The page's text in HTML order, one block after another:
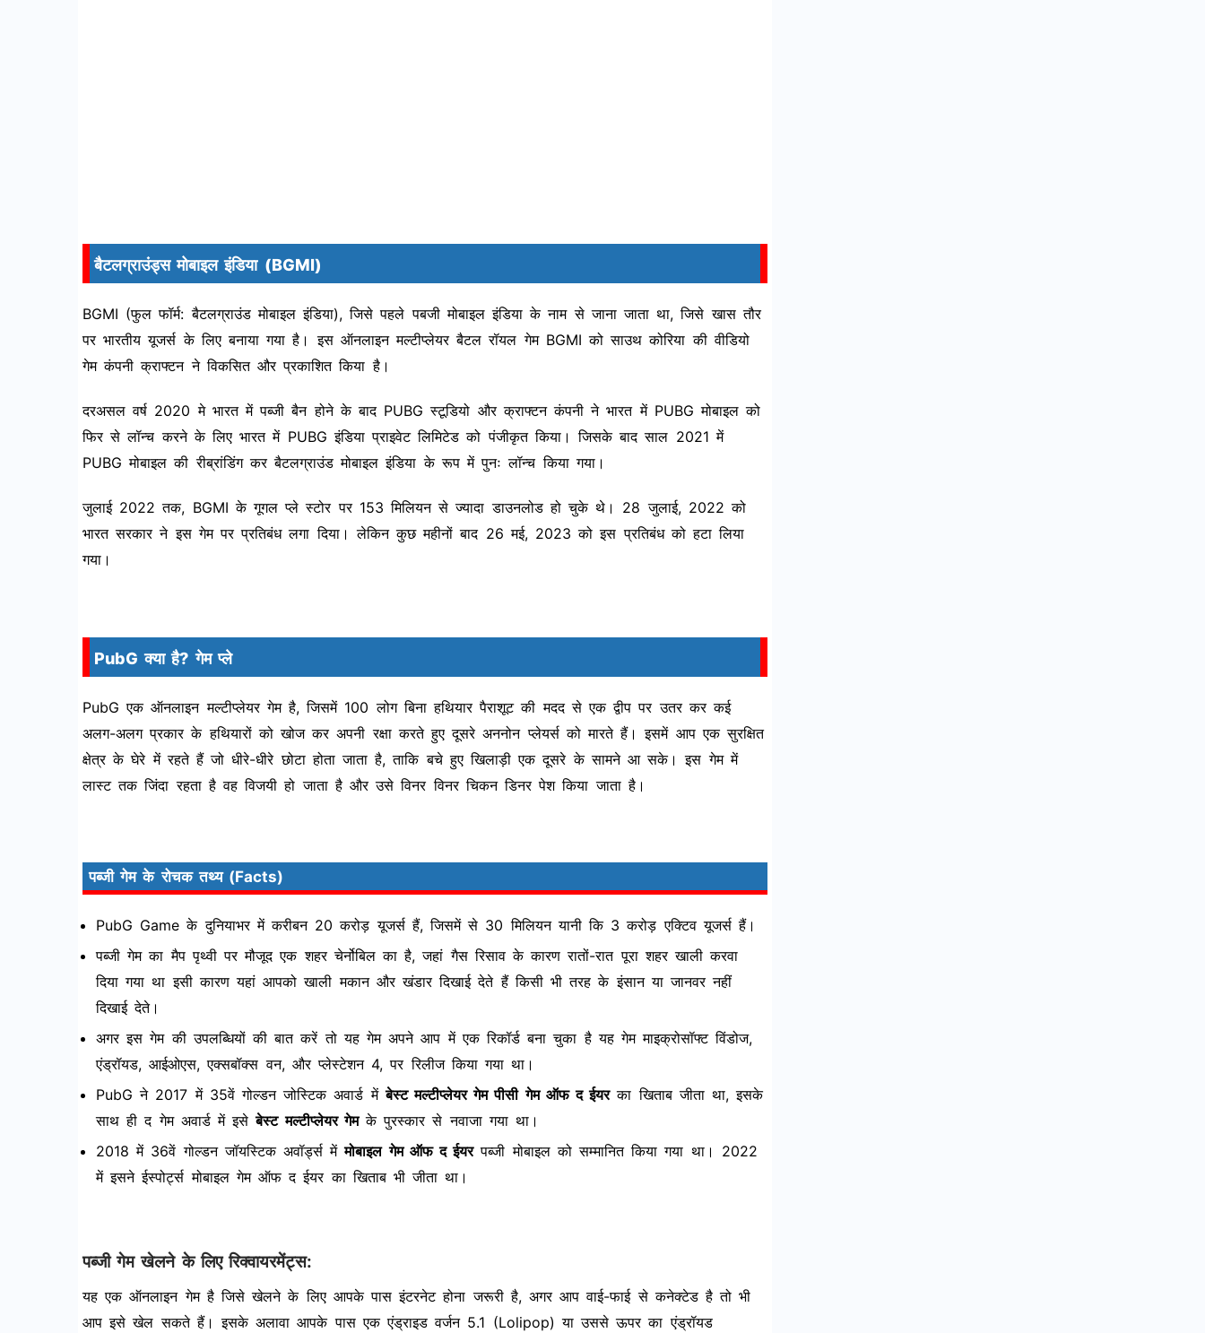
बैटलग्राउंड्स मोबाइल इंडिया (BGMI)
BGMI (फुल फॉर्म: बैटलग्राउंड मोबाइल इंडिया), जिसे पहले पबजी मोबाइल इंडिया के नाम से जाना जाता था, जिसे खास तौर
पर भारतीय यूजर्स के लिए बनाया गया है। इस ऑनलाइन मल्टीप्लेयर बैटल रॉयल गेम BGMI को साउथ कोरिया की वीडियो
गेम कंपनी क्राफ्टन ने विकसित और प्रकाशित किया है।
दरअसल वर्ष 2020 मे भारत में पब्जी बैन होने के बाद PUBG स्टूडियो और क्राफ्टन कंपनी ने भारत में PUBG मोबाइल को
फिर से लॉन्च करने के लिए भारत में PUBG इंडिया प्राइवेट लिमिटेड को पंजीकृत किया। जिसके बाद साल 2021 में
PUBG मोबाइल की रीब्रांडिंग कर बैटलग्राउंड मोबाइल इंडिया के रूप में पुनः लॉन्च किया गया।
जुलाई 2022 तक, BGMI के गूगल प्ले स्टोर पर 153 मिलियन से ज्यादा डाउनलोड हो चुके थे। 28 जुलाई, 2022 को
भारत सरकार ने इस गेम पर प्रतिबंध लगा दिया। लेकिन कुछ महीनों बाद 26 मई, 2023 को इस प्रतिबंध को हटा लिया
गया।
PubG क्या है? गेम प्ले
PubG एक ऑनलाइन मल्टीप्लेयर गेम है, जिसमें 100 लोग बिना हथियार पैराशूट की मदद से एक द्वीप पर उतर कर कई
अलग-अलग प्रकार के हथियारों को खोज कर अपनी रक्षा करते हुए दूसरे अननोन प्लेयर्स को मारते हैं। इसमें आप एक सुरक्षित
क्षेत्र के घेरे में रहते हैं जो धीरे-धीरे छोटा होता जाता है, ताकि बचे हुए खिलाड़ी एक दूसरे के सामने आ सके। इस गेम में
लास्ट तक जिंदा रहता है वह विजयी हो जाता है और उसे विनर विनर चिकन डिनर पेश किया जाता है।
पब्जी गेम के रोचक तथ्य (Facts)
PubG Game के दुनियाभर में करीबन 20 करोड़ यूजर्स हैं, जिसमें से 30 मिलियन यानी कि 3 करोड़ एक्टिव यूजर्स हैं।
पब्जी गेम का मैप पृथ्वी पर मौजूद एक शहर चेर्नोबिल का है, जहां गैस रिसाव के कारण रातों-रात पूरा शहर खाली करवा
दिया गया था इसी कारण यहां आपको खाली मकान और खंडार दिखाई देते हैं किसी भी तरह के इंसान या जानवर नहीं
दिखाई देते।
अगर इस गेम की उपलब्धियों की बात करें तो यह गेम अपने आप में एक रिकॉर्ड बना चुका है यह गेम माइक्रोसॉफ्ट विंडोज,
एंड्रॉयड, आईओएस, एक्सबॉक्स वन, और प्लेस्टेशन 4, पर रिलीज किया गया था।
PubG ने 2017 में 35वें गोल्डन जोस्टिक अवार्ड मेंबेस्ट मल्टीप्लेयर गेम पीसी गेम ऑफ द ईयरका खिताब जीता था, इसके
साथ ही द गेम अवार्ड में इसेबेस्ट मल्टीप्लेयर गेमके पुरस्कार से नवाजा गया था।
2018 में 36वें गोल्डन जॉयस्टिक अवॉर्ड्स मेंमोबाइल गेम ऑफ द ईयरपब्जी मोबाइल को सम्मानित किया गया था। 2022
में इसने ईस्पोर्ट्स मोबाइल गेम ऑफ द ईयर का खिताब भी जीता था।
पब्जी गेम खेलने के लिए रिक्वायरमेंट्स:
यह एक ऑनलाइन गेम है जिसे खेलने के लिए आपके पास इंटरनेट होना जरूरी है, अगर आप वाई-फाई से कनेक्टेड है तो भी
आप इसे खेल सकते हैं। इसके अलावा आपके पास एक एंड्राइड वर्जन 5.1 (Lolipop) या उससे ऊपर का एंड्रॉयड